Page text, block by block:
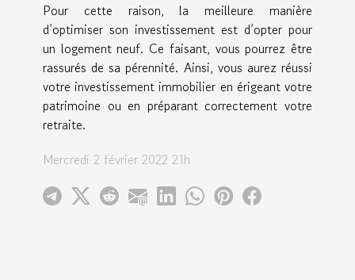
Pour cette raison, la meilleure manière
d’optimiser son investissement est d’opter pour
un logement neuf. Ce faisant, vous pourrez être
rassurés de sa pérennité. Ainsi, vous aurez réussi
votre investissement immobilier en érigeant votre
patrimoine ou en préparant correctement votre
retraite.
Mercredi 2 février 2022 21h